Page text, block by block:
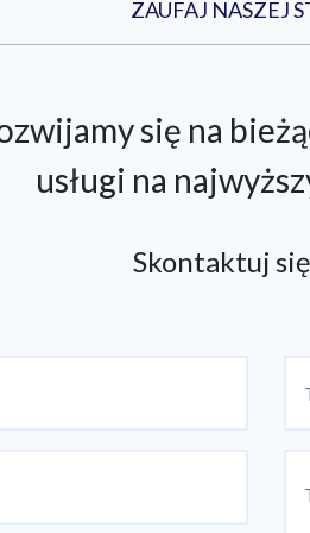
ZAUFAJ NASZEJ
się na
usługi na
Skontaktuj